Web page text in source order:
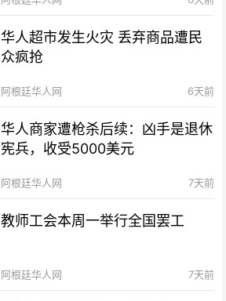
华人超市发生火灾 丢弃商品遭民
众疯抢
阿根廷华人网 6天前
华人商家遭枪杀后续：凶手是退休
宪兵，收受5000美元
阿根廷华人网 7天前
教师工会本周一举行全国罢工
阿根廷华人网 7天前